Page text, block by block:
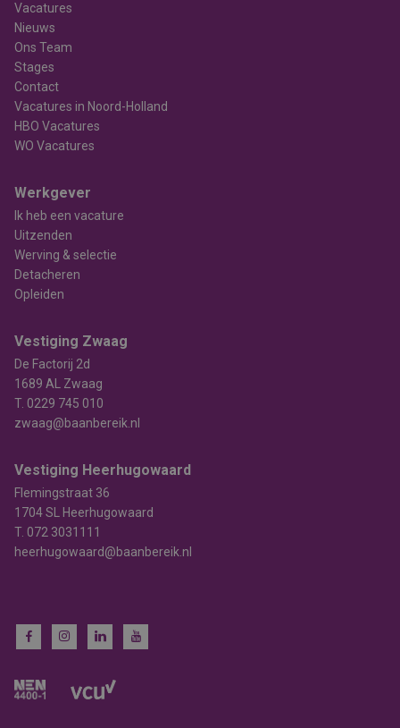
Vacatures
Nieuws
Ons Team
Stages
Contact
Vacatures in Noord-Holland
HBO Vacatures
WO Vacatures
Werkgever
Ik heb een vacature
Uitzenden
Werving & selectie
Detacheren
Opleiden
Vestiging Zwaag
De Factorij 2d
1689 AL Zwaag
T. 0229 745 010
zwaag@baanbereik.nl
Vestiging Heerhugowaard
Flemingstraat 36
1704 SL Heerhugowaard
T. 072 3031111
heerhugowaard@baanbereik.nl